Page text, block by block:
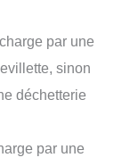
par une
sinon
déchetterie
par une